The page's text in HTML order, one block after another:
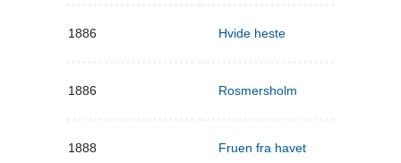
1886 Hvide heste
1886 Rosmersholm
1888 Fruen fra havet